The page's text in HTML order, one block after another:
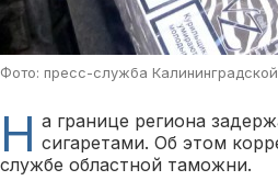
Фото: пресс-служба
Н а границе региона
сигаретами. Об этом
службе областной таможни.